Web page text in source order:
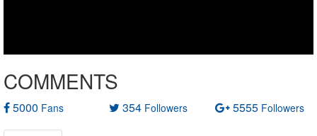
COMMENTS
5000 Fans 354 Followers 5555 Followers